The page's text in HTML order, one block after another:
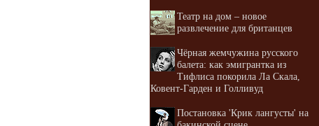
Театр на дом – новое
развлечение для британцев
Чёрная жемчужина русского
балета: как эмигрантка из
Тифлиса покорила Ла Скала,
Ковент-Гарден и Голливуд
Постановка 'Крик лангусты' на